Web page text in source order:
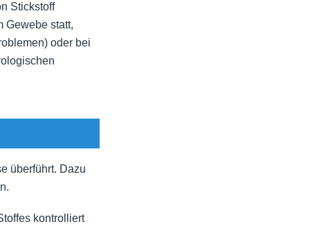
Stickstoff
statt,
oder bei
überführt. Dazu
kontrolliert